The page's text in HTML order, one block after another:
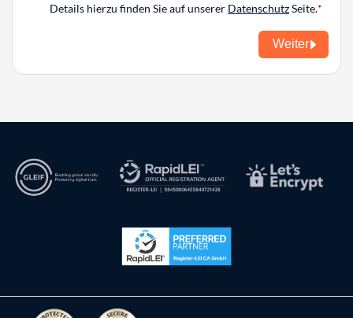
Details hierzu finden Sie auf unserer DatenschutzSeite.
Weiter